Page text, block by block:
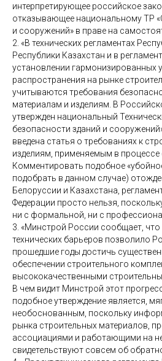
интерпретирующее российское
отказывающее национальному ТР
и сооружений» в праве на
2. «В технических регламентах
Республики Казахстан и в
установлении гармонизированных
распространения на рынке
учитываются требования
материалам и изделиям. В
утвержден национальный
безопасности зданий и
введена статья о требованиях к
изделиям, применяемым в процессе
Комментировать подобное
подобрать в данном случае)
Белоруссии и Казахстана,
Федерации просто нельзя,
ни с формальной, ни с
3. «Минстрой России сообщает, что
технических барьеров позволило
прошедшие годы достичь
обеспечении строительного
высококачественными
В чем видит Минстрой этот
подобное утверждение является,
необоснованным, поскольку
рынка строительных материалов,
ассоциациями и работающими на
свидетельствуют совсем об